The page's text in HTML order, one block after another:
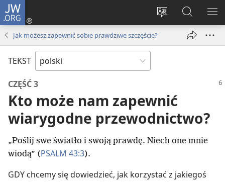
JW.ORG
Wybór
Logowanie
(opens
new
Szukaj
na
JW.ORG
Jak możesz zapewnić sobie prawdziwe szczęście?
TEKST
CZĘŚĆ 3
Kto może nam zapewnić
wiarygodne przewodnictwo?
„Poślij swe światło i swoją prawdę. Niech one mnie
wiodą” (PSALM 43:3).
GDY chcemy się dowiedzieć, jak korzystać z jakiegoś